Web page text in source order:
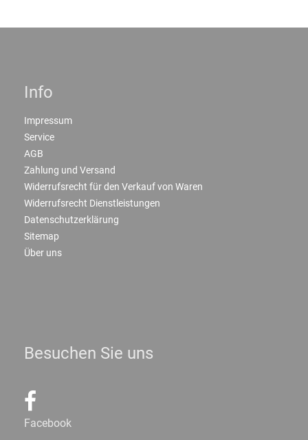
Info
Impressum
Service
AGB
Zahlung und Versand
Widerrufsrecht für den Verkauf von Waren
Widerrufsrecht Dienstleistungen
Datenschutzerklärung
Sitemap
Über uns
Besuchen Sie uns
Facebook